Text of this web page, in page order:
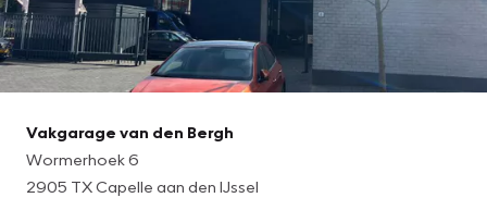
Vakgarage van den Bergh
Wormerhoek 6
2905 TX Capelle aan den IJssel